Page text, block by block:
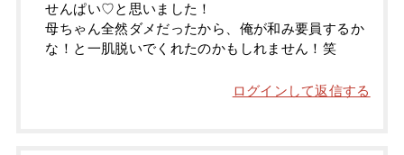
せんぱい♡と思いました！
母ちゃん全然ダメだったから、俺が和み要員するか
な！と一肌脱いでくれたのかもしれません！笑
ログインして返信する